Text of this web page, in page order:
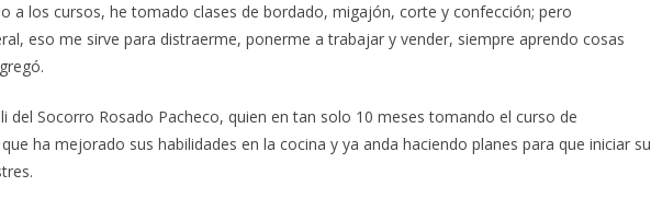
a los cursos, he tomado clases de bordado, migajón, corte y confección; pero
eso me sirve para distraerme, ponerme a trabajar y vender, siempre aprendo cosas
del Socorro Rosado Pacheco, quien en tan solo 10 meses tomando el curso de
ha mejorado sus habilidades en la cocina y ya anda haciendo planes para que iniciar su